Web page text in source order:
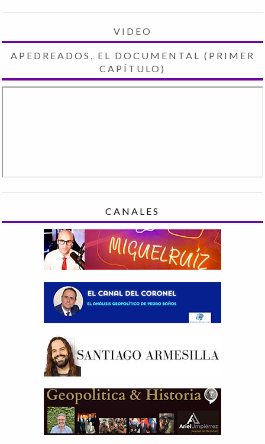
VIDEO
APEDREADOS, EL DOCUMENTAL (PRIMER
CAPÍTULO)
CANALES